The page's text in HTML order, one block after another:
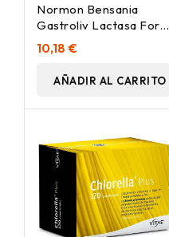
Normon Bensania
Gastroliv Lactasa Forte
30 Comprimidos
10,18 €
AÑADIR AL CARRITO